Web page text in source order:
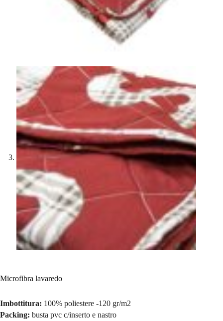
Microfibra lavaredo
Imbottitura: 100% poliestere -120 gr/m2
Packing: busta pvc c/inserto e nastro